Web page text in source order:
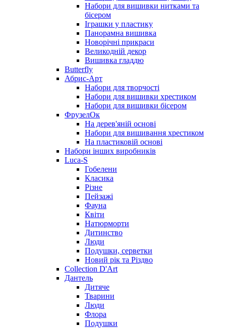
Набори для вишивки нитками та
бісером
Іграшки у пластику
Панорамна вишивка
Новорічні прикраси
Великодній декор
Вишивка гладдю
Butterfly
Абрис-Арт
Набори для творчості
Набори для вишивки хрестиком
Набори для вишивки бісером
ФрузелОк
На дерев'яній основі
Набори для вишивання хрестиком
На пластиковій основі
Набори інших виробників
Luca-S
Гобелени
Класика
Різне
Пейзажі
Фауна
Квіти
Натюрморти
Дитинство
Люди
Подушки, серветки
Новий рік та Різдво
Collection D'Art
Дантель
Дитяче
Тварини
Люди
Флора
Подушки